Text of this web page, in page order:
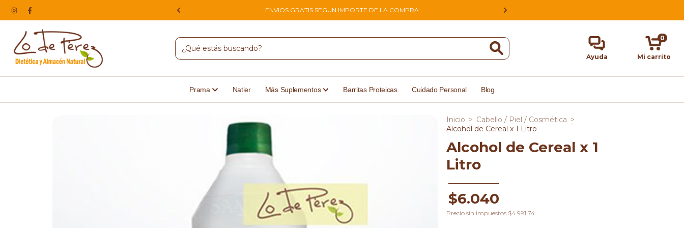
HACEMOS ENVIOS A TODO EL PAIS ENVIOS GRATIS SEGUN IMPORTE DE LA COMPRA
Ayuda Mi carrito
0
Prama Natier Más Suplementos Barritas Proteicas Cuidado Personal Blog
Inicio > Cabello / Piel / Cosmética >
Alcohol de Cereal x 1 Litro
Alcohol de Cereal x 1
Litro
$6.040
Precio sin impuestos $4.991,74